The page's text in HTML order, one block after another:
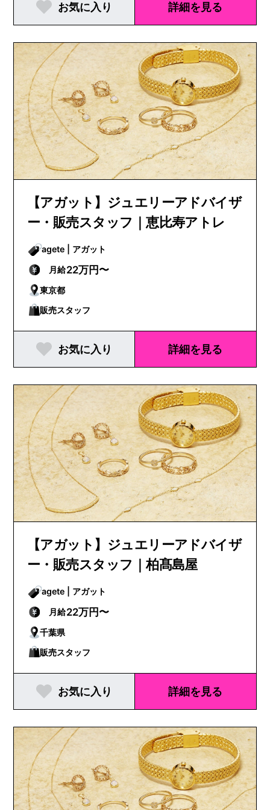
お気に入り 詳細を見る
【アガット】ジュエリーアドバイザ
ー・販売スタッフ｜恵比寿アトレ
agete | アガット
月給22万円〜
東京都
販売スタッフ
お気に入り 詳細を見る
【アガット】ジュエリーアドバイザ
ー・販売スタッフ｜柏髙島屋
agete | アガット
月給22万円〜
千葉県
販売スタッフ
お気に入り 詳細を見る